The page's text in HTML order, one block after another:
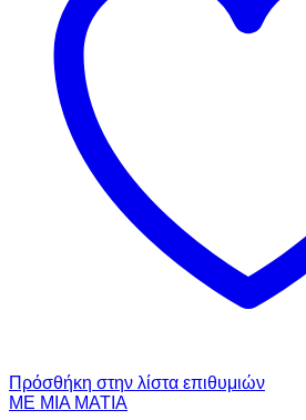
Πρόσθήκη στην λίστα επιθυμιών
ΜΕ ΜΙΑ ΜΑΤΙΑ